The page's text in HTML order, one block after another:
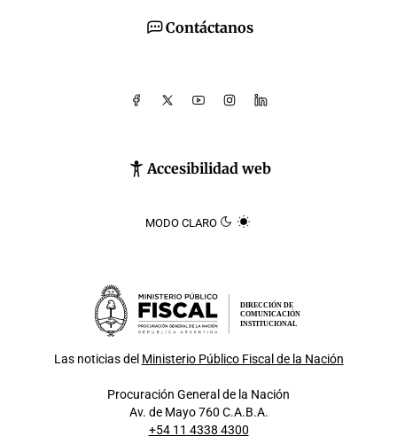
Contáctanos
Accesibilidad web
MODO CLARO
DIRECCIÓN DE
COMUNICACIÓN
INSTITUCIONAL
Las noticias del Ministerio Público Fiscal de la Nación
Procuración General de la Nación
Av. de Mayo 760 C.A.B.A.
+54 11 4338 4300